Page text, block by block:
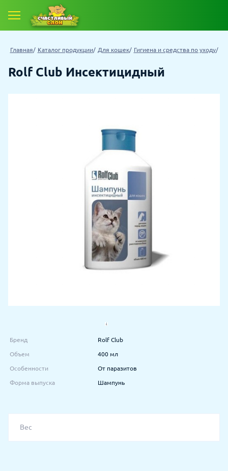
Главная Каталог продукции Для кошек Гигиена и средства по уходу
Rolf Club Инсектицидный
Бренд Rolf Club
Объем 400 мл
Особенности От паразитов
Форма выпуска Шампунь
Вес